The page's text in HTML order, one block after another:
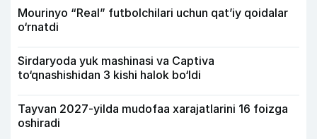
Mourinyo “Real” futbolchilari uchun qat’iy qoidalar
o‘rnatdi
Sirdaryoda yuk mashinasi va Captiva
to‘qnashishidan 3 kishi halok bo‘ldi
Tayvan 2027-yilda mudofaa xarajatlarini 16 foizga
oshiradi